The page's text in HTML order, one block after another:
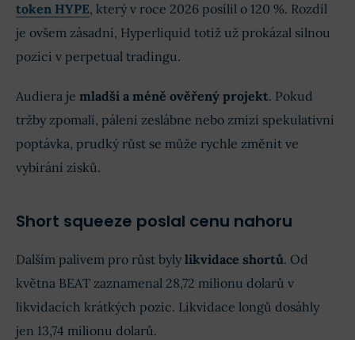
token HYPE, který v roce 2026 posílil o 120 %. Rozdíl
je ovšem zásadní, Hyperliquid totiž už prokázal silnou
pozici v perpetual tradingu.
Audiera je mladší a méně ověřený projekt. Pokud
tržby zpomalí, pálení zeslábne nebo zmizí spekulativní
poptávka, prudký růst se může rychle změnit ve
vybírání zisků.
Short squeeze poslal cenu nahoru
Dalším palivem pro růst byly likvidace shortů. Od
května BEAT zaznamenal 28,72 milionu dolarů v
likvidacích krátkých pozic. Likvidace longů dosáhly
jen 13,74 milionu dolarů.